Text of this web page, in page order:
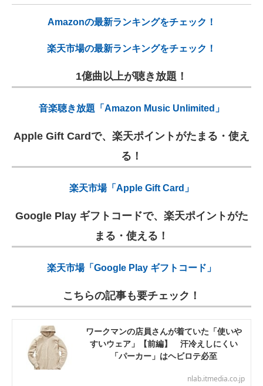
Amazonの最新ランキングをチェック！
楽天市場の最新ランキングをチェック！
1億曲以上が聴き放題！
音楽聴き放題「Amazon Music Unlimited」
Apple Gift Cardで、楽天ポイントがたまる・使え
る！
楽天市場「Apple Gift Card」
Google Play ギフトコードで、楽天ポイントがた
まる・使える！
楽天市場「Google Play ギフトコード」
こちらの記事も要チェック！
ワークマンの店員さんが着ていた「使いや
すいウェア」【前編】 汗冷えしにくい
「パーカー」はヘビロテ必至
nlab.itmedia.co.jp